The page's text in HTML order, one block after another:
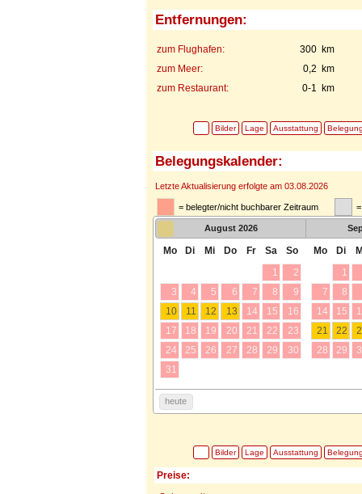
Entfernungen:
300 km
zum Flughafen:
0,2 km
zum Meer:
0-1 km
zum Restaurant:
Bilder Lage Ausstattung
Belegungskalender:
Letzte Aktualisierung erfolgte am 03.08.2026
= belegter/nicht buchbarer Zeitraum
August 2026
Mo Di Mi Do Fr Sa
So
1
2
3
4 5 6 7 8
9
10
11 12 13 14 15
16
17
18 19 20 21 22
23
24
25 26 27 28 29
30
31
Mo Di
1
7
8
14
15
21
22
28
29
heute
Bilder Lage Ausstattung
Preise: